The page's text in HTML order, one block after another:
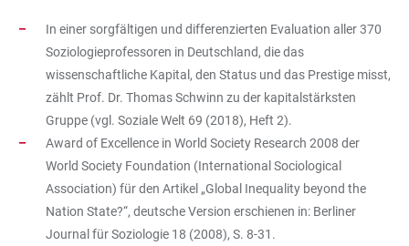
In einer sorgfältigen und differenzierten Evaluation aller 370
Soziologieprofessoren in Deutschland, die das
wissenschaftliche Kapital, den Status und das Prestige misst,
zählt Prof. Dr. Thomas Schwinn zu der kapitalstärksten
Gruppe (vgl. Soziale Welt 69 (2018), Heft 2).
Award of Excellence in World Society Research 2008 der
World Society Foundation (International Sociological
Association) für den Artikel „Global Inequality beyond the
Nation State?“, deutsche Version erschienen in: Berliner
Journal für Soziologie 18 (2008), S. 8-31.